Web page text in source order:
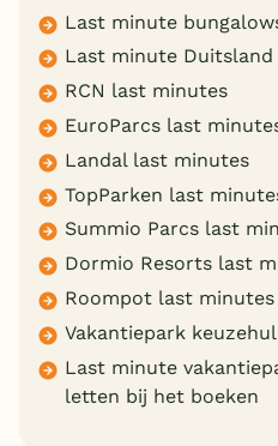
Last minute
Last minute Duitsland
RCN last minutes
EuroParcs last
Landal last minutes
TopParken last
Summio Parcs last
Dormio Resorts last
Roompot last minutes
Vakantiepark
Last minute
letten bij het boeken